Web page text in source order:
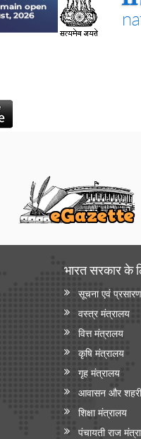
भारत सरकार के
सूचना एवं
वस्त्र मंत्रालय
वित्त मंत्रालय
कृषि मंत्रालय
गृह मंत्रालय
आवासन और
शिक्षा मंत्रालय
पंचायती राज